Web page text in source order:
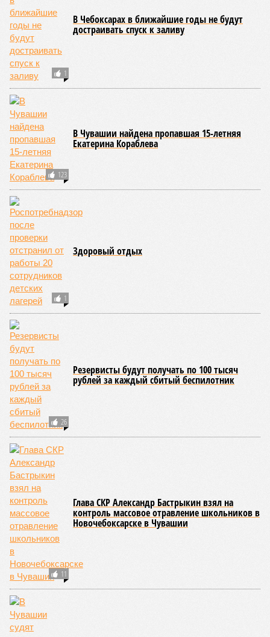
1
В Чебоксарах в ближайшие годы не будут
достраивать спуск к заливу
123
В Чувашии найдена пропавшая 15-летняя
Екатерина Кораблева
1
Здоровый отдых
26
Резервисты будут получать по 100 тысяч
рублей за каждый сбитый беспилотник
11
Глава СКР Александр Бастрыкин взял на
контроль массовое отравление школьников в
Новочебоксарске в Чувашии